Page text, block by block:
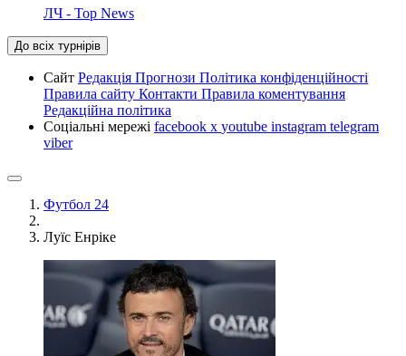
ЛЧ - Top News
До всіх турнірів
Сайт Редакція Прогнози Політика конфіденційності
Правила сайту Контакти Правила коментування
Редакційна політика
Соціальні мережі facebook x youtube instagram telegram
viber
Футбол 24
Луїс Енріке